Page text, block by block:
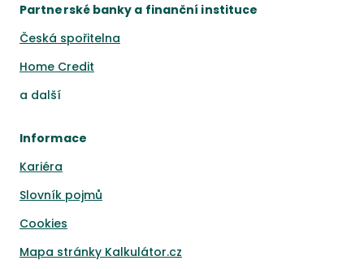
Partnerské banky a finanční instituce
Česká spořitelna
Home Credit
a další
Informace
Kariéra
Slovník pojmů
Cookies
Mapa stránky Kalkulátor.cz